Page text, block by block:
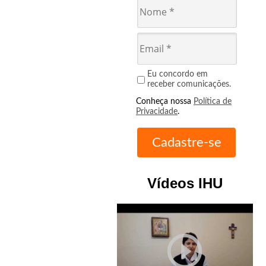
Eu concordo em
receber comunicações.
Conheça nossa Política de
Privacidade.
Vídeos IHU
play_circle_outline